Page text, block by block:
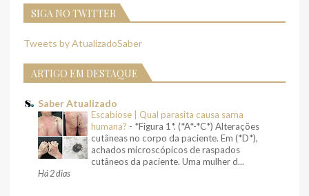
SIGA NO TWITTER
Tweets by AtualizadoSaber
ARTIGO EM DESTAQUE
Saber Atualizado
Escabiose | Qual parasita causa sarna
humana? - *Figura 1*. (*A*-*C*) Alterações
cutâneas no corpo da paciente. Em (*D*),
achados microscópicos de raspados
cutâneos da paciente. Uma mulher d...
Há 2 dias